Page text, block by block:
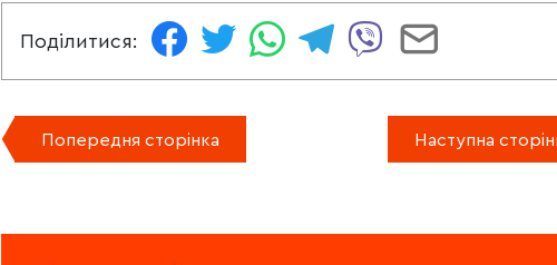
Поділитися:
Попередня сторінка Наступна